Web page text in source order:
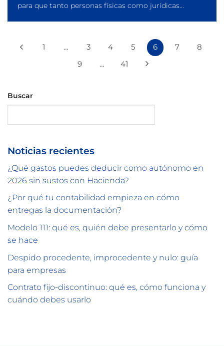
para que tanto personas físicas como jurídicas...
1 … 3 4 5 6 7
8
9
… 41
Buscar
Noticias recientes
¿Qué gastos puedes deducir como autónomo en
2026 sin sustos con Hacienda?
¿Por qué tu contabilidad empieza en cómo
entregas la documentación?
Modelo 111: qué es, quién debe presentarlo y cómo
se hace
Despido procedente, improcedente y nulo: guía
para empresas
Contrato fijo-discontinuo: qué es, cómo funciona y
cuándo debes usarlo